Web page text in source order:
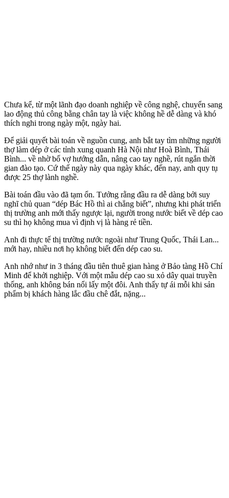
Chưa kể, từ một lãnh đạo doanh nghiệp về công nghệ, chuyển sang
lao động thủ công bằng chân tay là việc không hề dễ dàng và khó
thích nghi trong ngày một, ngày hai.
Để giải quyết bài toán về nguồn cung, anh bắt tay tìm những người
thợ làm dép ở các tỉnh xung quanh Hà Nội như Hoà Bình, Thái
Bình... về nhờ bố vợ hướng dẫn, nâng cao tay nghề, rút ngắn thời
gian đào tạo. Cứ thế ngày này qua ngày khác, đến nay, anh quy tụ
được 25 thợ lành nghề.
Bài toán đầu vào đã tạm ổn. Tưởng rằng đầu ra dễ dàng bởi suy
nghĩ chủ quan “dép Bác Hồ thì ai chẳng biết”, nhưng khi phát triển
thị trường anh mới thấy ngược lại, người trong nước biết về dép cao
su thì họ không mua vì định vị là hàng rẻ tiền.
Anh đi thực tế thị trường nước ngoài như Trung Quốc, Thái Lan...
mới hay, nhiều nơi họ không biết đến dép cao su.
Anh nhớ như in 3 tháng đầu tiên thuê gian hàng ở Bảo tàng Hồ Chí
Minh để khởi nghiệp. Với một mẫu dép cao su xỏ dây quai truyền
thống, anh không bán nổi lấy một đôi. Anh thấy tự ái mỗi khi sản
phẩm bị khách hàng lắc đầu chê đắt, nặng...